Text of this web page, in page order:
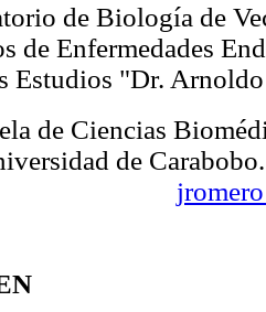
de Biología de
de Enfermedades
Estudios "Dr.
de Ciencias
de